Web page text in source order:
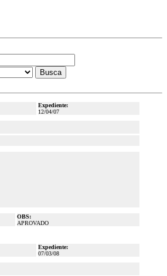
Expediente:
12/04/07
OBS:
APROVADO
Expediente:
07/03/08